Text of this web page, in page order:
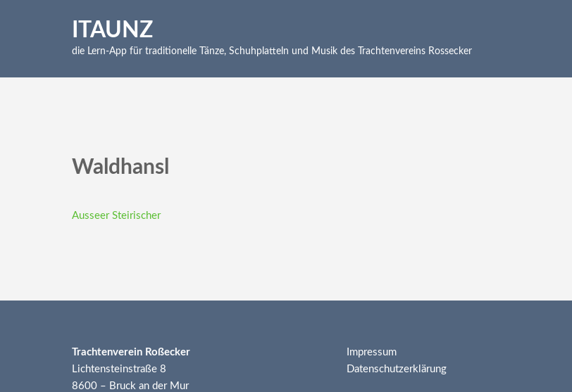
Enter)
ITAUNZ
die Lern-App für traditionelle Tänze, Schuhplatteln und Musik des Trachtenvereins Rossecker
Waldhansl
Beitragsnavigation
Ausseer Steirischer
Trachtenverein Roßecker
Lichtensteinstraße 8
8600 – Bruck an der Mur
Impressum
Datenschutzerklärung